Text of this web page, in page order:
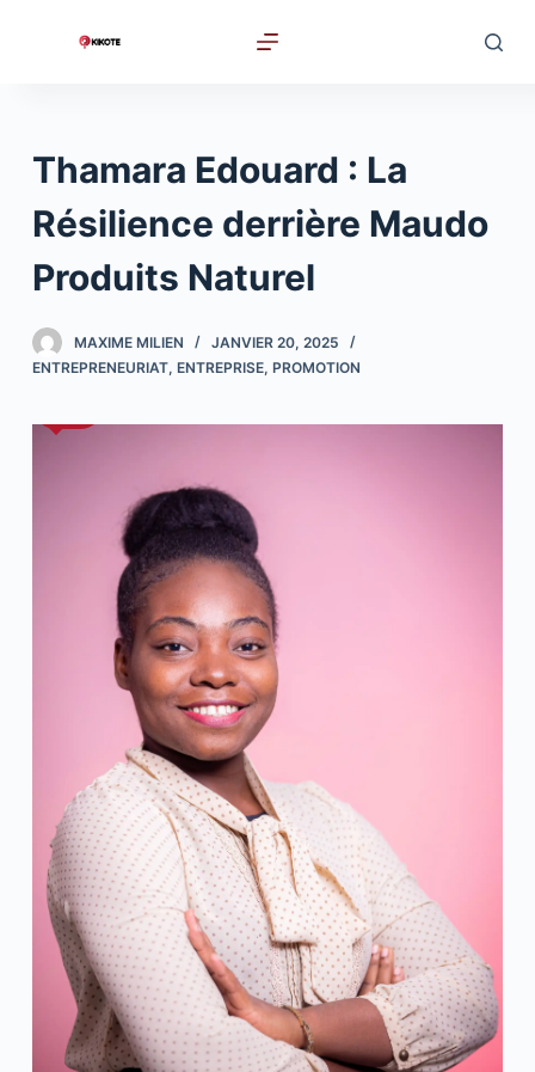
e
a
n
n
Thamara Edouard : La
Résilience derrière Maudo
Produits Naturel
MAXIME MILIEN
JANVIER 20, 2025
ENTREPRENEURIAT, ENTREPRISE, PROMOTION